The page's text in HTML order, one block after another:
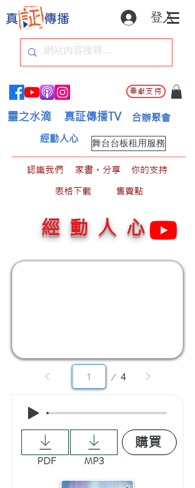
登入
奉獻支持
靈之水滴 真証傳播TV 合辦聚會
舞台台板租用服務
經動人心
認識我們 家書。分享
你的支持
表格下載
售賣點
經動人心
4
PDF MP3
購買